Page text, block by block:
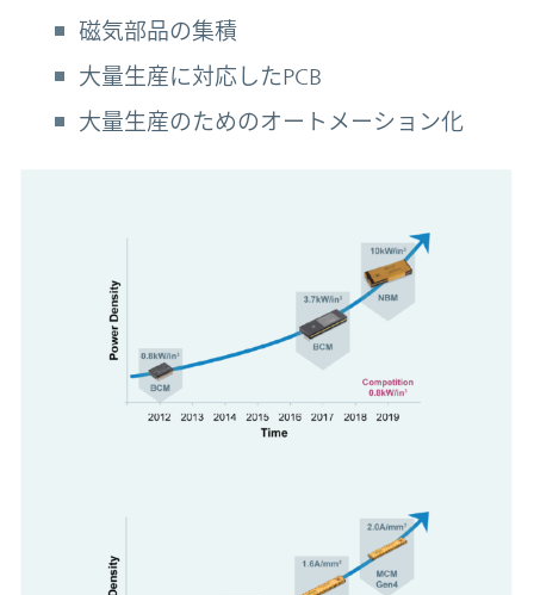
磁気部品の集積
大量生産に対応したPCB
大量生産のためのオートメーション化